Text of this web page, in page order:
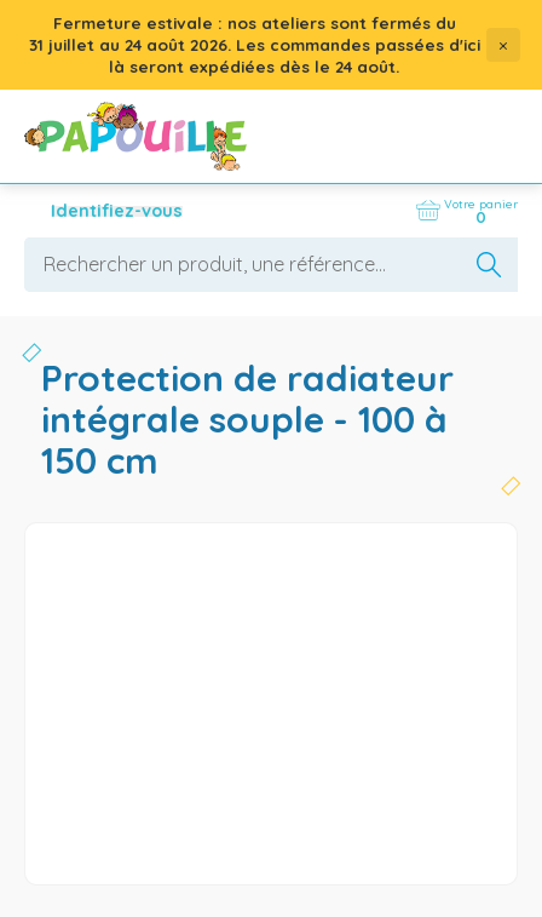
Fermeture estivale : nos ateliers sont fermés du
31 juillet au 24 août 2026. Les commandes passées d'ici
là seront expédiées dès le 24 août.
×
Identifiez-vous Votre panier
0
protection de radiateur
intégrale souple - 100 à
150 cm